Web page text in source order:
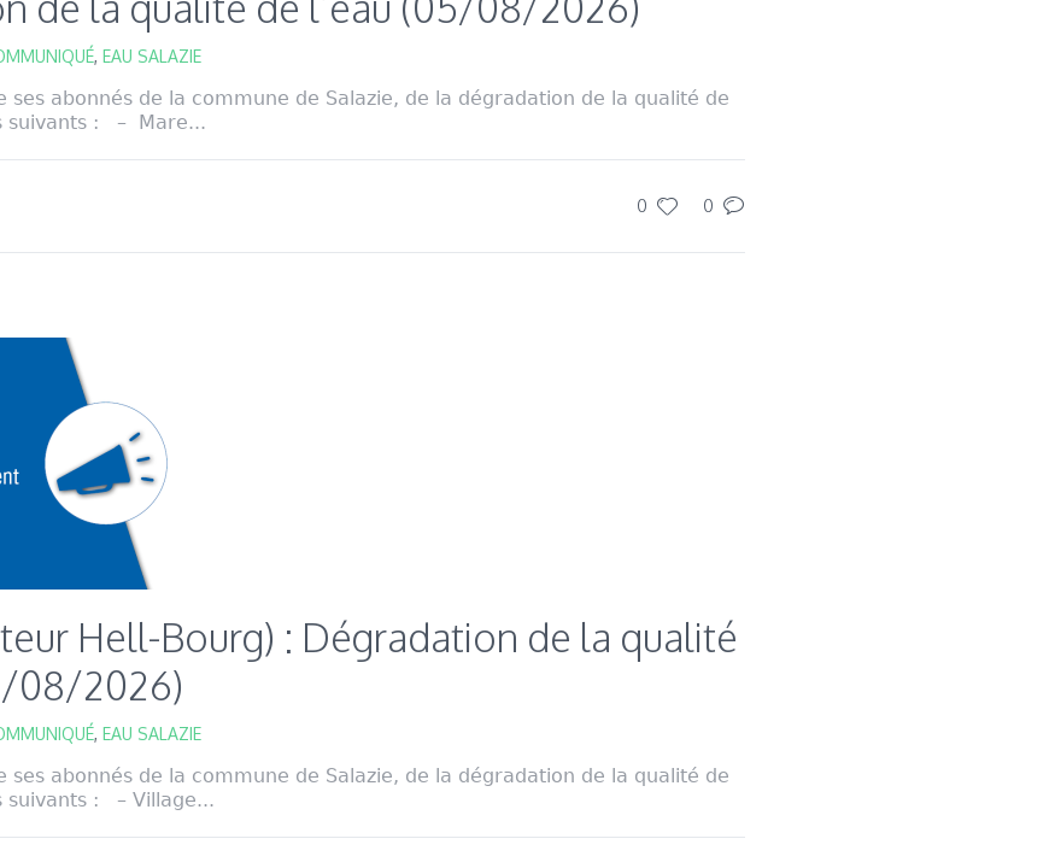
, EAU SALAZIE
ses abonnés de la commune de Salazie, de la dégradation de la qualité de
suivants : – Mare...
0 0
Hell-Bourg) : Dégradation de la qualité
08/2026)
, EAU SALAZIE
ses abonnés de la commune de Salazie, de la dégradation de la qualité de
suivants : – Village...